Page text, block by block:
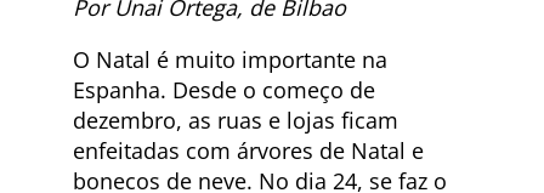
Por Unai Ortega, de Bilbao
O Natal é muito importante na
Espanha. Desde o começo de
dezembro, as ruas e lojas ficam
enfeitadas com árvores de Natal e
bonecos de neve. No dia 24, se faz o